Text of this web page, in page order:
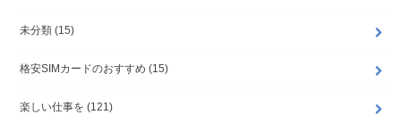
未分類 (15)
格安SIMカードのおすすめ (15)
楽しい仕事を (121)